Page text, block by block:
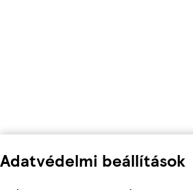
Adatvédelmi beállítások